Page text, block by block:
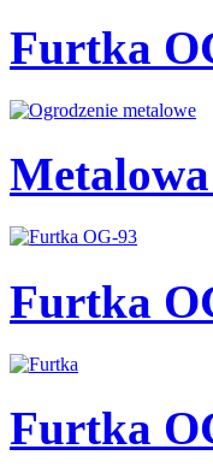
Furtka
Furtka
Furtka